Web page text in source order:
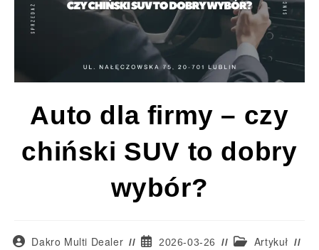
Auto dla firmy – czy
chiński SUV to dobry
wybór?
Dakro Multi Dealer 2026-03-26
Artykuł